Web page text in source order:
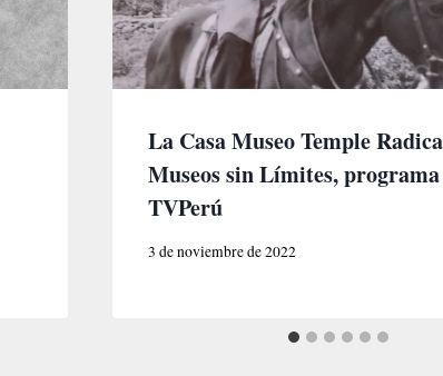
La Casa Museo Temple
Museos sin Límites,
TVPerú
3 de noviembre de 2022